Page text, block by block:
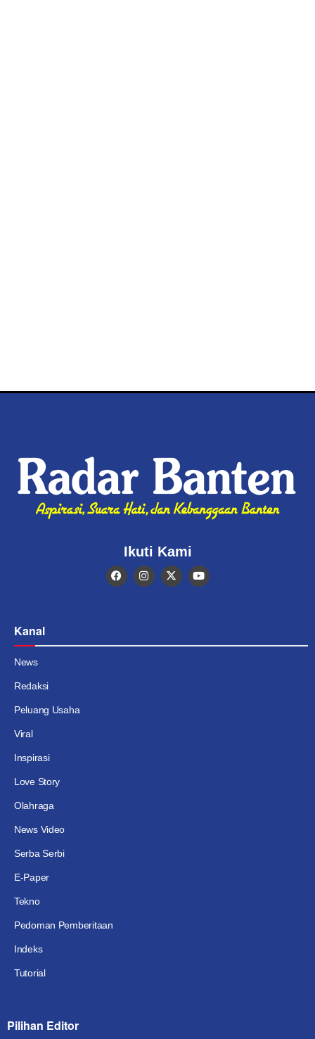
Ikuti Kami
Kanal
News
Redaksi
Peluang Usaha
Viral
Inspirasi
Love Story
Olahraga
News Video
Serba Serbi
E-Paper
Tekno
Pedoman Pemberitaan
Indeks
Tutorial
Pilihan Editor